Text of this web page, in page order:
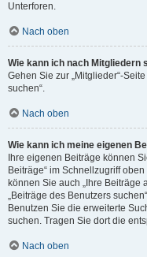
Unterforen.
Nach oben
Wie kann ich nach Mitgliedern
Gehen Sie zur „Mitglieder“-
suchen“.
Nach oben
Wie kann ich meine eigenen
Ihre eigenen Beiträge können
Beiträge“ im Schnellzugriff
können Sie auch „Ihre
„Beiträge des Benutzers
Benutzen Sie die erweiterte
suchen. Tragen Sie dort die
Nach oben